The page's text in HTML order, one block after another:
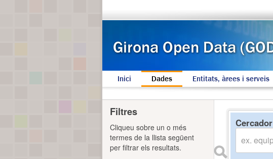
Inici Dades Entitats, àrees i serveis
Cercador
Filtres
Cliqueu sobre un o més
termes de la llista següent
per filtrar els resultats.